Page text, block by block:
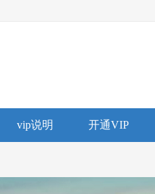
vip说明 开通VIP